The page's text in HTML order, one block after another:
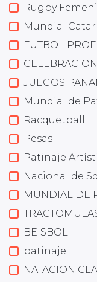
Rugby
Mundial Catar
FUTBOL
CELEBRACION
JUEGOS
Mundial de
Racquetball
Pesas
Patinaje
Nacional de
MUNDIAL DE
BEISBOL
patinaje
NATACION